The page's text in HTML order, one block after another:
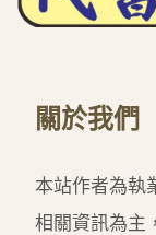
關於我們
本站作者為執
相關資訊為主